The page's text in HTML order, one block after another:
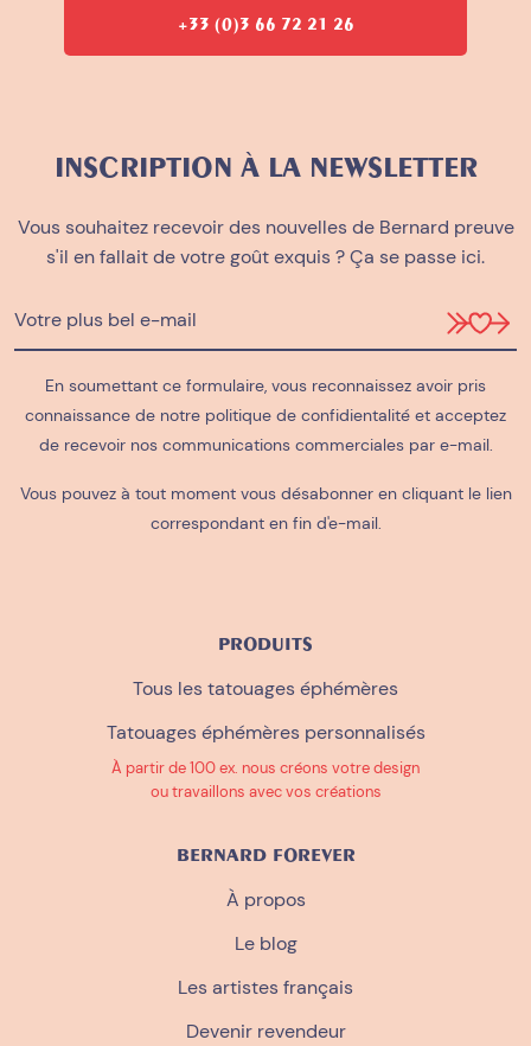
+33 (0)3 66 72 21 26
INSCRIPTION À LA NEWSLETTER
Vous souhaitez recevoir des nouvelles de Bernard preuve
s'il en fallait de votre goût exquis ? Ça se passe ici.
En soumettant ce formulaire, vous reconnaissez avoir pris
connaissance de notre politique de confidientalité et acceptez
de recevoir nos communications commerciales par e-mail.
Vous pouvez à tout moment vous désabonner en cliquant le lien
correspondant en fin d'e-mail.
PRODUITS
Tous les tatouages éphémères
Tatouages éphémères personnalisés
À partir de 100 ex. nous créons votre design
ou travaillons avec vos créations
BERNARD FOREVER
À propos
Le blog
Les artistes français
Devenir revendeur